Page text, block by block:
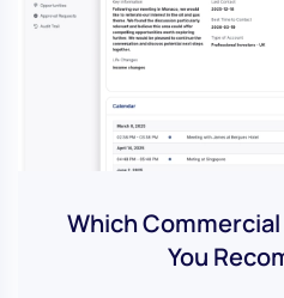
Which Commercial
You